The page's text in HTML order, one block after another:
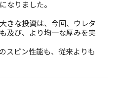
なりました。
きな投資は、今回、ウレタ
及び、より均一な厚みを実
スピン性能も、従来よりも